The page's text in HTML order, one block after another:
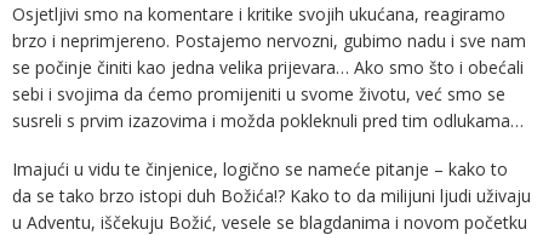
Osjetljivi smo na komentare i kritike svojih ukućana, reagiramo
brzo i neprimjereno. Postajemo nervozni, gubimo nadu i sve nam
se počinje činiti kao jedna velika prijevara… Ako smo što i obećali
sebi i svojima da ćemo promijeniti u svome životu, već smo se
susreli s prvim izazovima i možda pokleknuli pred tim odlukama…
Imajući u vidu te činjenice, logično se nameće pitanje – kako to
da se tako brzo istopi duh Božića!? Kako to da milijuni ljudi uživaju
u Adventu, iščekuju Božić, vesele se blagdanima i novom početku